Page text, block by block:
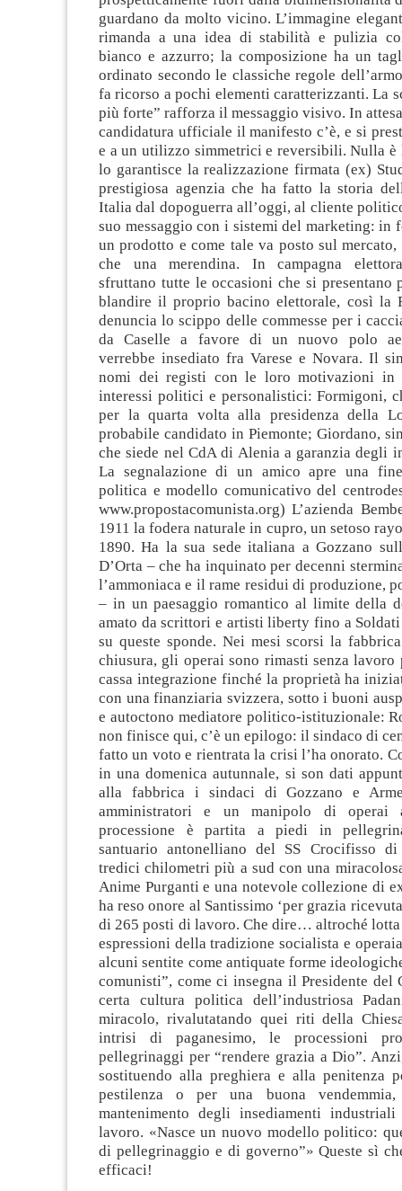
guardano da molto vicino. L’immagine
rimanda a una idea di stabilità e pulizia
bianco e azzurro; la composizione ha un
ordinato secondo le classiche regole
fa ricorso a pochi elementi caratterizzanti. La
più forte” rafforza il messaggio visivo. In
candidatura ufficiale il manifesto c’è, e si
e a un utilizzo simmetrici e reversibili. Nulla è
lo garantisce la realizzazione firmata (ex)
prestigiosa agenzia che ha fatto la storia
Italia dal dopoguerra all’oggi, al cliente
suo messaggio con i sistemi del marketing: in
un prodotto e come tale va posto sul
che una merendina. In campagna
sfruttano tutte le occasioni che si presentano
blandire il proprio bacino elettorale, così la
denuncia lo scippo delle commesse per i
da Caselle a favore di un nuovo polo
verrebbe insediato fra Varese e Novara. Il
nomi dei registi con le loro motivazioni in
interessi politici e personalistici: Formigoni,
per la quarta volta alla presidenza della
probabile candidato in Piemonte; Giordano,
che siede nel CdA di Alenia a garanzia degli
La segnalazione di un amico apre una
politica e modello comunicativo del
www.propostacomunista.org) L’azienda
1911 la fodera naturale in cupro, un setoso
1890. Ha la sua sede italiana a Gozzano
D’Orta – che ha inquinato per decenni
l’ammoniaca e il rame residui di produzione,
– in un paesaggio romantico al limite della
amato da scrittori e artisti liberty fino a
su queste sponde. Nei mesi scorsi la
chiusura, gli operai sono rimasti senza lavoro
cassa integrazione finché la proprietà ha
con una finanziaria svizzera, sotto i buoni
e autoctono mediatore politico-istituzionale:
non finisce qui, c’è un epilogo: il sindaco di
fatto un voto e rientrata la crisi l’ha onorato.
in una domenica autunnale, si son dati
alla fabbrica i sindaci di Gozzano e
amministratori e un manipolo di operai
processione è partita a piedi in
santuario antonelliano del SS Crocifisso
tredici chilometri più a sud con una
Anime Purganti e una notevole collezione di
ha reso onore al Santissimo ‘per grazia
di 265 posti di lavoro. Che dire… altroché lotta
espressioni della tradizione socialista e
alcuni sentite come antiquate forme
comunisti”, come ci insegna il Presidente del
certa cultura politica dell’industriosa
miracolo, rivalutatando quei riti della
intrisi di paganesimo, le processioni
pellegrinaggi per “rendere grazia a Dio”.
sostituendo alla preghiera e alla penitenza
pestilenza o per una buona
mantenimento degli insediamenti
lavoro. «Nasce un nuovo modello politico:
di pellegrinaggio e di governo”» Queste sì
efficaci!